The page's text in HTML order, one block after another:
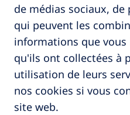
de médias sociaux,
qui peuvent les
informations que vous
qu'ils ont collectées à
utilisation de leurs
nos cookies si vous
site web.